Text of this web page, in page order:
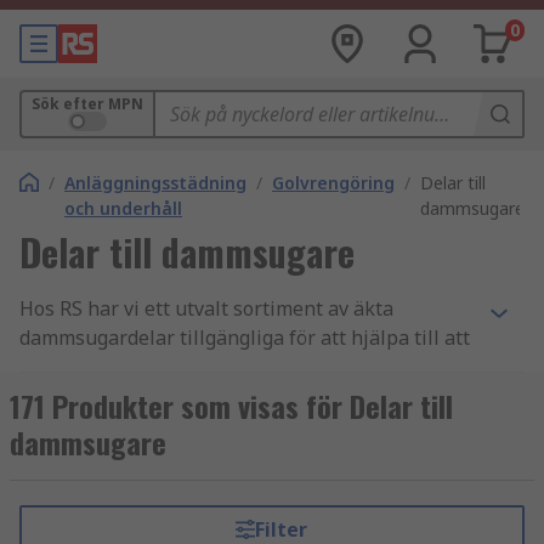
0
Sök efter MPN
/ Anläggningsstädning
och underhåll
/ Golvrengöring / Delar till
dammsugare
Delar till dammsugare
Hos RS har vi ett utvalt sortiment av äkta
dammsugardelar tillgängliga för att hjälpa till att
filter och tillbehörssatser till dammsugarpåsar i
förpackningar om två, fem eller tio. Vi har
produkter från många ledande varumärken,
Starmix, samt vårt eget professionella
171 Produkter som visas för Delar till
dammsugare
Filter